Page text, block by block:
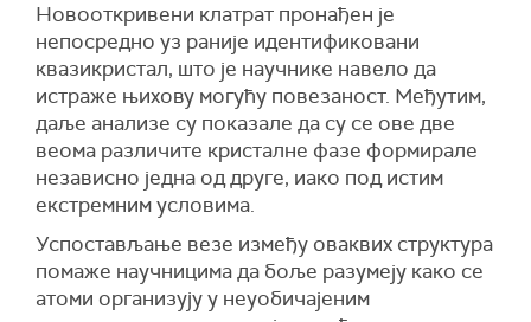
Новооткривени клатрат пронађен је
непосредно уз раније идентификовани
квазикристал, што је научнике навело да
истраже њихову могућу повезаност. Међутим,
даље анализе су показале да су се ове две
веома различите кристалне фазе формирале
независно једна од друге, иако под истим
екстремним условима.
Успостављање везе између оваквих структура
помаже научницима да боље разумеју како се
атоми организују у неуобичајеним